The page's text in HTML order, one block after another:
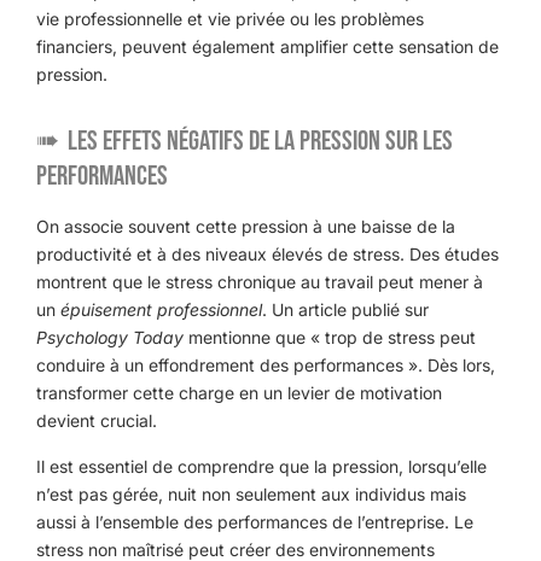
vie professionnelle et vie privée ou les problèmes
financiers, peuvent également amplifier cette sensation de
pression.
Les effets négatifs de la pression sur les
performances
On associe souvent cette pression à une baisse de la
productivité et à des niveaux élevés de stress. Des études
montrent que le stress chronique au travail peut mener à
un épuisement professionnel. Un article publié sur
Psychology Today mentionne que « trop de stress peut
conduire à un effondrement des performances ». Dès lors,
transformer cette charge en un levier de motivation
devient crucial.
Il est essentiel de comprendre que la pression, lorsqu’elle
n’est pas gérée, nuit non seulement aux individus mais
aussi à l’ensemble des performances de l’entreprise. Le
stress non maîtrisé peut créer des environnements